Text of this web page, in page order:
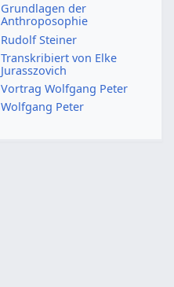
Grundlagen der
Anthroposophie
Rudolf Steiner
Transkribiert von Elke
Jurasszovich
Vortrag Wolfgang Peter
Wolfgang Peter